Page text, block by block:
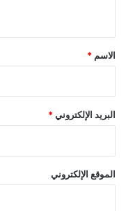
*
الاسم *
البريد الإلكتروني*
الموقع الإلكتروني